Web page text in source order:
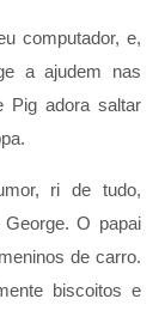
computador, e,
a ajudem nas
Pig adora saltar
ri de tudo,
O papai
de carro.
biscoitos e